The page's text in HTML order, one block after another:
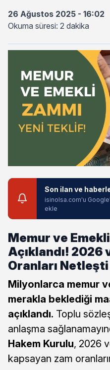
26 Ağustos 2025 - 16:02
Okuma süresi: 2 dakika
Son ilan ve
isinolsa.com'u
ekle
Memur ve
Açıklandı! 2026
Oranları Netleşti
Milyonlarca memur
merakla beklediği
açıklandı. Toplu
anlaşma
Hakem Kurulu, 2026
kapsayan zam